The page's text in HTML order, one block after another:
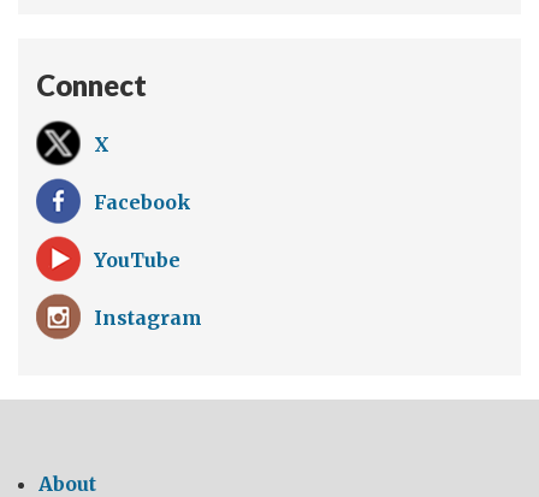
快！
Connect
X
Facebook
YouTube
Instagram
About